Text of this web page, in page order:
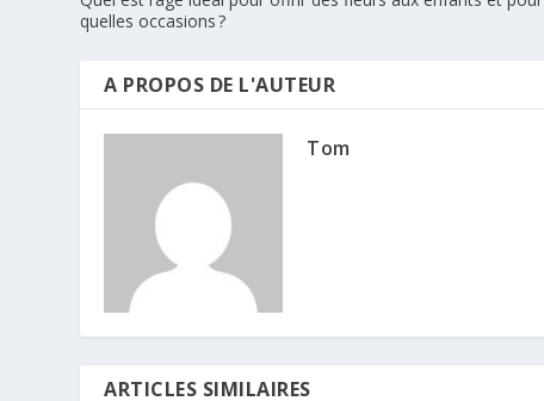
quelles occasions ?
A PROPOS DE L'AUTEUR
Tom
ARTICLES SIMILAIRES